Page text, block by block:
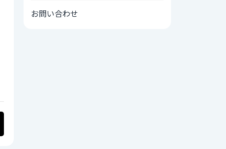
お問い合わせ